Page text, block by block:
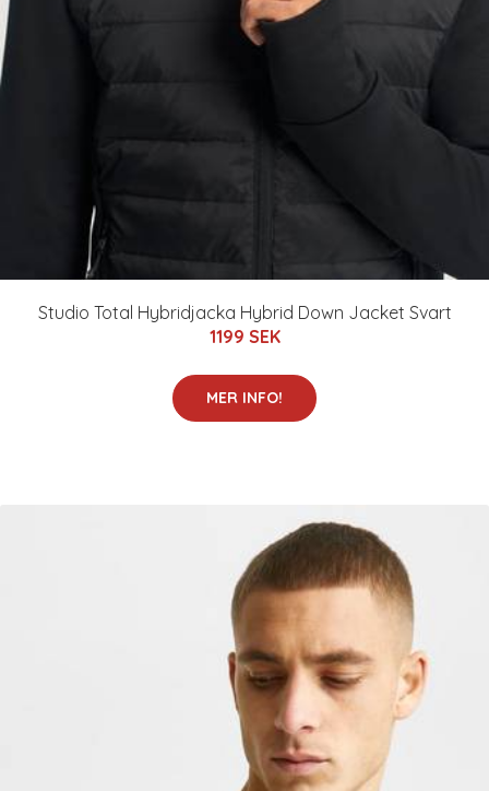
Studio Total Hybridjacka Hybrid Down Jacket Svart
1199 SEK
MER INFO!